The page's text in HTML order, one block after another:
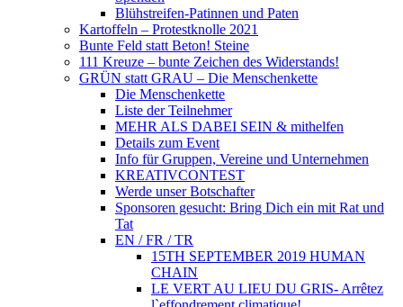
Blühstreifen-Patinnen und Paten
Kartoffeln – Protestknolle 2021
Bunte Feld statt Beton! Steine
111 Kreuze – bunte Zeichen des Widerstands!
GRÜN statt GRAU – Die Menschenkette
Die Menschenkette
Liste der Teilnehmer
MEHR ALS DABEI SEIN & mithelfen
Details zum Event
Info für Gruppen, Vereine und Unternehmen
KREATIVCONTEST
Werde unser Botschafter
Sponsoren gesucht: Bring Dich ein mit Rat und
Tat
EN / FR / TR
15TH SEPTEMBER 2019 HUMAN
CHAIN
LE VERT AU LIEU DU GRIS- Arrêtez